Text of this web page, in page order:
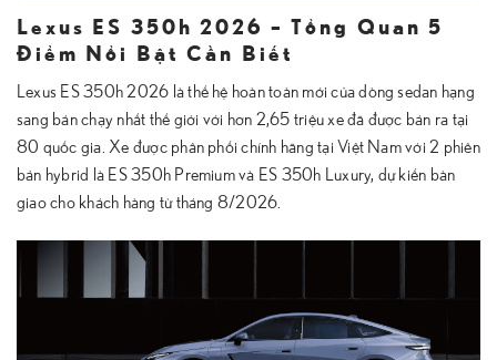
Lexus ES 350h 2026 – Tổng Quan 5
Điểm Nổi Bật Cần Biết
Lexus ES 350h 2026 là thế hệ hoàn toàn mới của dòng sedan hạng
sang bán chạy nhất thế giới với hơn 2,65 triệu xe đã được bán ra tại
80 quốc gia. Xe được phân phối chính hãng tại Việt Nam với 2 phiên
bản hybrid là ES 350h Premium và ES 350h Luxury, dự kiến bàn
giao cho khách hàng từ tháng 8/2026.